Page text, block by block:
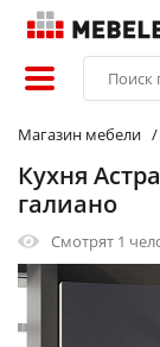
Магазин мебели
Кухня
галиано
Смотрят 1